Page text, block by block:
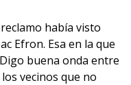
había visto
Efron. Esa en la que
buena onda entre
vecinos que no